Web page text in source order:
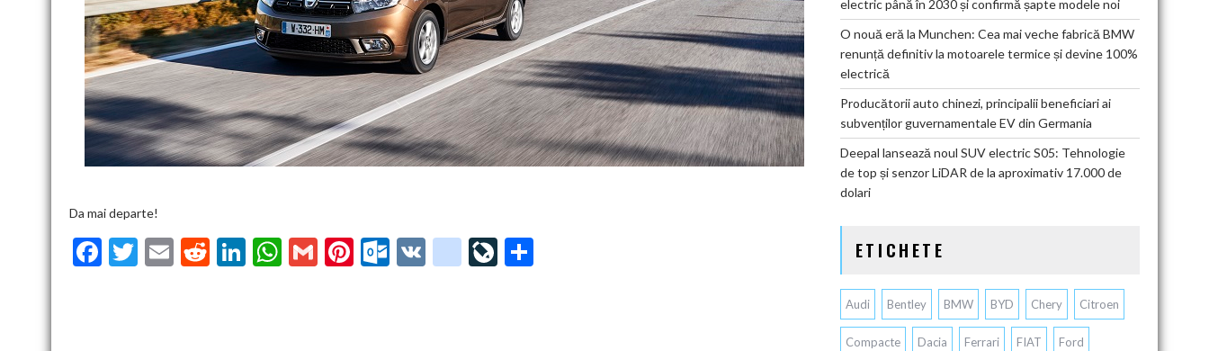
Da mai departe!
F
T
E
R
Li W G
Pi O V
g
Li
electric până în 2030 și confirmă șapte modele noi
O nouă eră la Munchen: Cea mai veche fabrică BMW
renunță definitiv la motoarele termice și devine 100%
electrică
Producătorii auto chinezi, principalii beneficiari ai
subvenților guvernamentale EV din Germania
Deepal lansează noul SUV electric S05: Tehnologie
de top și senzor LiDAR de la aproximativ 17.000 de
dolari
ETICHETE
Audi Bentley BMW BYD Chery Citroen
Compacte Dacia Ferrari FIAT Ford